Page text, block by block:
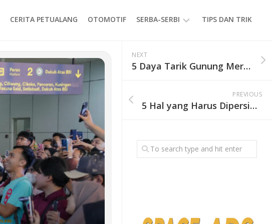
CERITA PETUALANG OTOMOTIF SERBA-SERBI
EVENT
GAYA
TIPS DAN TRIK
NEXT
5 Daya Tarik Gunung Merbabu, Surga Pendaki di Jawa Tengah
PREVIOUS
5 Hal yang Harus Dipersiapkan Sebelum Liburan, Jangan Sampai Perjalanan Jadi Berantakan